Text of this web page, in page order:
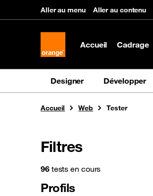
Aller au menu Aller au contenu
Accueil Cadrage
Designer Développer
Vous êtes ici
Accueil Web Tester
Filtres
96tests en cours
Profils